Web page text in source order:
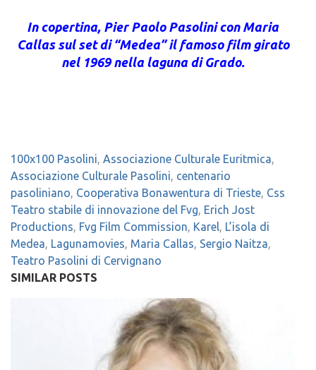
In copertina, Pier Paolo Pasolini con Maria
Callas sul set di “Medea” il famoso film girato
nel 1969 nella laguna di Grado.
100x100 Pasolini, Associazione Culturale Euritmica,
Associazione Culturale Pasolini, centenario
pasoliniano, Cooperativa Bonawentura di Trieste, Css
Teatro stabile di innovazione del Fvg, Erich Jost
Productions, Fvg Film Commission, Karel, L’isola di
Medea, Lagunamovies, Maria Callas, Sergio Naitza,
Teatro Pasolini di Cervignano
SIMILAR POSTS